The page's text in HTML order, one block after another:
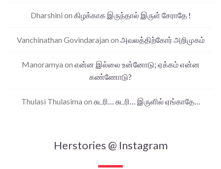
Dharshini on கிழக்காக இருந்தால் இருள் சேராதே !
Vanchinathan Govindarajan on அவலத்திற்கோர் அறிமுகம்
Manoramya on என்ன இல்லை உன்னோடு; ஏக்கம் என்ன
கண்ணோடு?
Thulasi Thulasima on சுடரி… சுடரி… இருளில் ஏங்காதே…
Herstories @ Instagram